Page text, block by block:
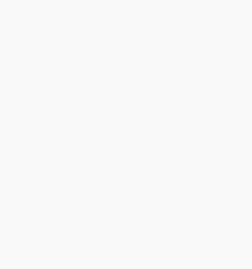
Blindow, erzählte vom
mit einer Milliarden
seine Firma und
Podiumsdiskussion noch
wäre.
die Wand fahren, wenn wir
haben wir noch nicht.“ -